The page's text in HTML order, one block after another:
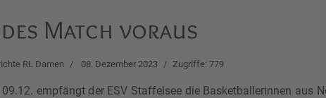
Match voraus
RL Damen 08. Dezember 2023 Zugriffe: 779
empfängt der ESV Staffelsee die Basketballerinnen aus